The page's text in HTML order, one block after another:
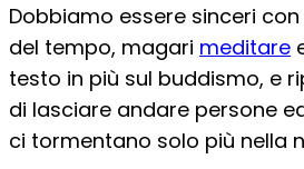
Dobbiamo essere sinceri
del tempo, magari meditare
testo in più sul buddismo, e
di lasciare andare persone
ci tormentano solo più nella